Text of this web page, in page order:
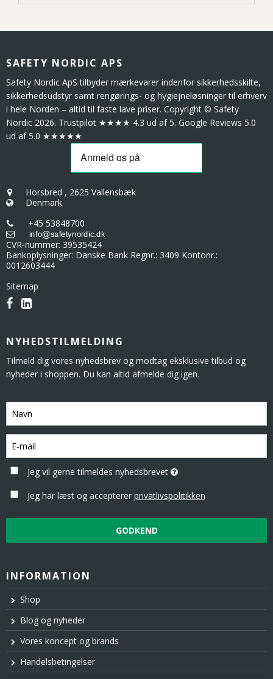
SAFETY NORDIC APS
Safety Nordic ApS tilbyder mærkevarer indenfor sikkerhedsskilte,
sikkerhedsudstyr samt rengørings- og hygiejneløsninger til erhverv
i hele Norden – altid til faste lave priser. Copyright © Safety
Nordic 2026. Trustpilot ★★★★ 4.3 ud af 5. Google Reviews 5.0
ud af 5.0 ★★★★★
Horsbred , 2625 Vallensbæk
Denmark
+45 53848700
CVR-nummer: 39535424
Bankoplysninger: Danske Bank Regnr.: 3409 Kontonr.:
0012603444
Sitemap
NYHEDSTILMELDING
Tilmeld dig vores nyhedsbrev og modtag eksklusive tilbud og
nyheder i shoppen. Du kan altid afmelde dig igen.
Jeg vil gerne tilmeldes nyhedsbrevet
Jeg har læst og accepterer privatlivspolitikken
GODKEND
INFORMATION
Shop
Blog og nyheder
Vores koncept og brands
Handelsbetingelser